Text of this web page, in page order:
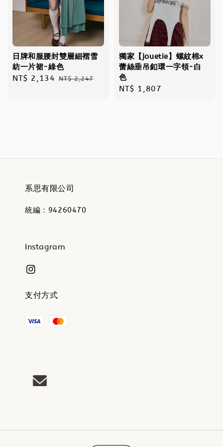
日牌和服腰封雙層細褶雪
紡一片裙-綠色
Sale
NT$ 2,134 Regular
NT$ 2,247
獨家【jouetie】螺紋棉x
蕾絲垂吊釦環一字領-白
色
Regular
NT$ 1,807
系思有限公司
統編：94260470
Instagram
支付方式